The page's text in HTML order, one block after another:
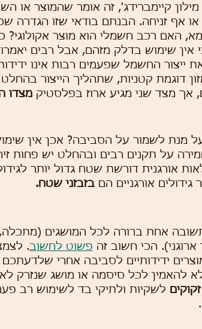
קיימברידג', זה אומר שהמוצר או
אף זניחה. הבנתם בודאי שזו הגדרה
האם רכב חשמלי הוא מוצר
אין שימוש בדלק מזהם, אבל רבים
ייצור החשמל שפעמים רבות אינו
דוגמת קטניות, שתהליך הייצור בהחלט
אך מצד שני מגיע ארוז בפלסטיק מצדו
מנת לשמור על הסביבה? אכן אין
על תקנים רבים ובהחלט יש פחות
אורגנית דורשת שטח גדול יותר
אורגניים הם בזבזני שטח.
אחת ברורה לכל המושגים (מתכלה,
ארוגני). הכי חשוב זה פשוט לחשוב.
ידידותיים לסביבה אחרי
להאמין לכל סיסמה או מושג שנזרק
לשקיות ולתיקי בד לשימוש רב